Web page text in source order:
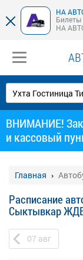
НА
НА
ВНИМАНИЕ!
и кассовый
Главная
Расписание
Сыктывкар
07 авг